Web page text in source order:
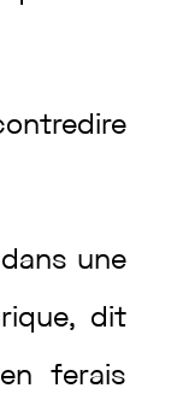
dans une
, dit
en ferais